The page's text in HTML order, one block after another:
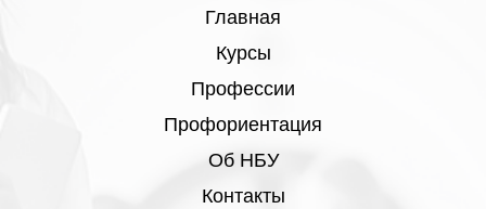
Главная
Курсы
Профессии
Профориентация
Об НБУ
Контакты